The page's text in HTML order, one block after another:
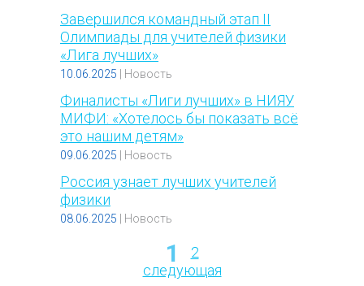
Завершился командный этап II
Олимпиады для учителей физики
«Лига лучших»
10.06.2025 Новость
Финалисты «Лиги лучших» в НИЯУ
МИФИ: «Хотелось бы показать всё
это нашим детям»
09.06.2025 Новость
Россия узнает лучших учителей
физики
08.06.2025 Новость
Страницы
1
2
следующая